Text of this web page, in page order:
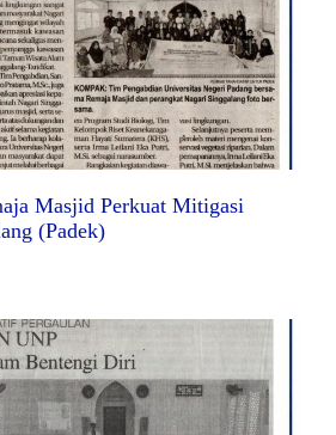
Masjid Perkuat Mitigasi
(Padek)